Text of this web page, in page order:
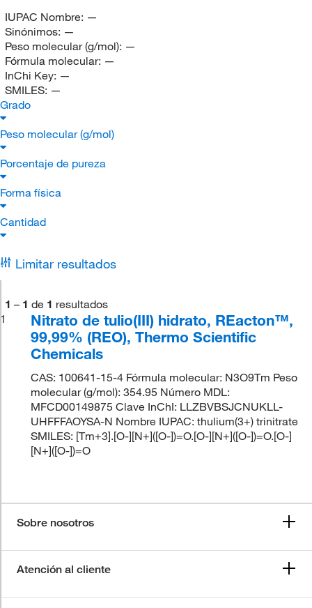
IUPAC Nombre: —
Sinónimos: —
Peso molecular (g/mol): —
Fórmula molecular: —
InChi Key: —
SMILES: —
Grado
Peso molecular (g/mol)
Porcentaje de pureza
Forma física
Cantidad
Limitar resultados
1 – 1 de 1 resultados
1
Nitrato de tulio(III) hidrato, REacton™,
99,99% (REO), Thermo Scientific
Chemicals
CAS: 100641-15-4 Fórmula molecular: N3O9Tm Peso
molecular (g/mol): 354.95 Número MDL:
MFCD00149875 Clave InChI: LLZBVBSJCNUKLL-
UHFFFAOYSA-N Nombre IUPAC: thulium(3+) trinitrate
SMILES: [Tm+3].[O-][N+]([O-])=O.[O-][N+]([O-])=O.[O-]
[N+]([O-])=O
Sobre nosotros
Atención al cliente